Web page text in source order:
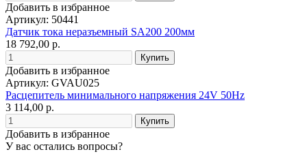
Добавить в избранное
Артикул: 50441
Датчик тока неразъемный SA200 200мм
18 792,00 р.
Добавить в избранное
Артикул: GVAU025
Расцепитель минимального напряжения 24V 50Hz
3 114,00 р.
Добавить в избранное
У вас остались вопросы?